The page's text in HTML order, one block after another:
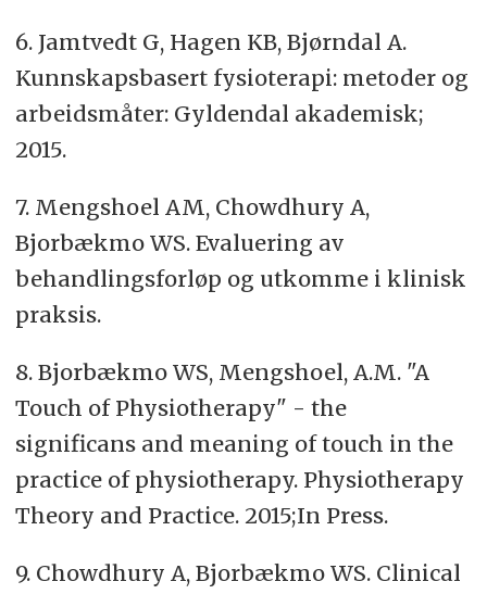
6. Jamtvedt G, Hagen KB, Bjørndal A.
Kunnskapsbasert fysioterapi: metoder og
arbeidsmåter: Gyldendal akademisk;
2015.
7. Mengshoel AM, Chowdhury A,
Bjorbækmo WS. Evaluering av
behandlingsforløp og utkomme i klinisk
praksis.
8. Bjorbækmo WS, Mengshoel, A.M. "A
Touch of Physiotherapy" - the
significans and meaning of touch in the
practice of physiotherapy. Physiotherapy
Theory and Practice. 2015;In Press.
9. Chowdhury A, Bjorbækmo WS. Clinical